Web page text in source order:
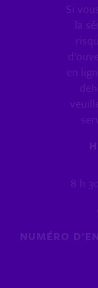
Si
la
en
8 h
NUMÉRO